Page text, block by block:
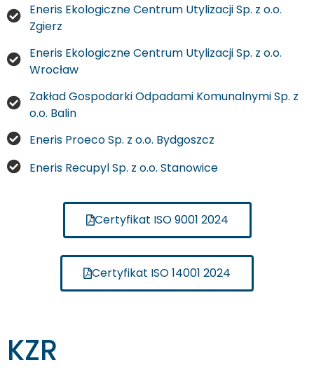
Eneris Ekologiczne Centrum Utylizacji Sp. z o.o.
Zgierz
Eneris Ekologiczne Centrum Utylizacji Sp. z o.o.
Wrocław
Zakład Gospodarki Odpadami Komunalnymi Sp. z
o.o. Balin
Eneris Proeco Sp. z o.o. Bydgoszcz
Eneris Recupyl Sp. z o.o. Stanowice
Certyfikat ISO 9001 2024
Certyfikat ISO 14001 2024
KZR